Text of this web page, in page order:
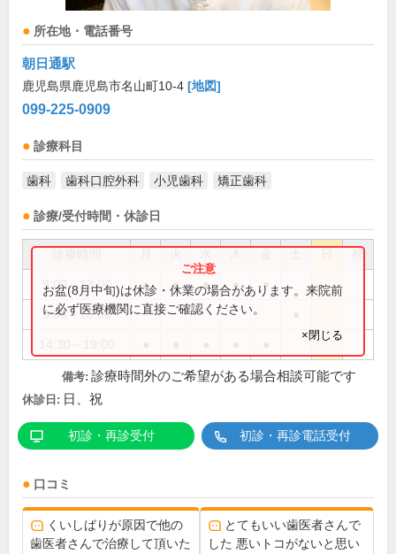
所在地・電話番号
朝日通駅
鹿児島県鹿児島市名山町10-4 [地図]
099-225-0909
診療科目
歯科 歯科口腔外科 小児歯科 矯正歯科
診療/受付時間・休診日
祝
9:00～13:00 ● ● ● ● ●
9:00～16:00
お盆(8月中旬)は休診・休業の場合があります。来院前
に必ず医療機関に直接ご確認ください。
×閉じる
備考: 診療時間外のご希望がある場合相談可能です
休診日: 日、祝
初診・再診受付 初診・再診電話受付
口コミ
くいしばりが原因で他の
歯医者さんで治療して頂いた
とてもいい歯医者さんで
した 悪いトコがないと思い